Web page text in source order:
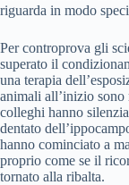
riguarda in modo
Per controprova gli
superato il
una terapia
animali all’inizio
colleghi hanno
dentato
hanno cominciato a
proprio come se il
tornato alla ribalta.